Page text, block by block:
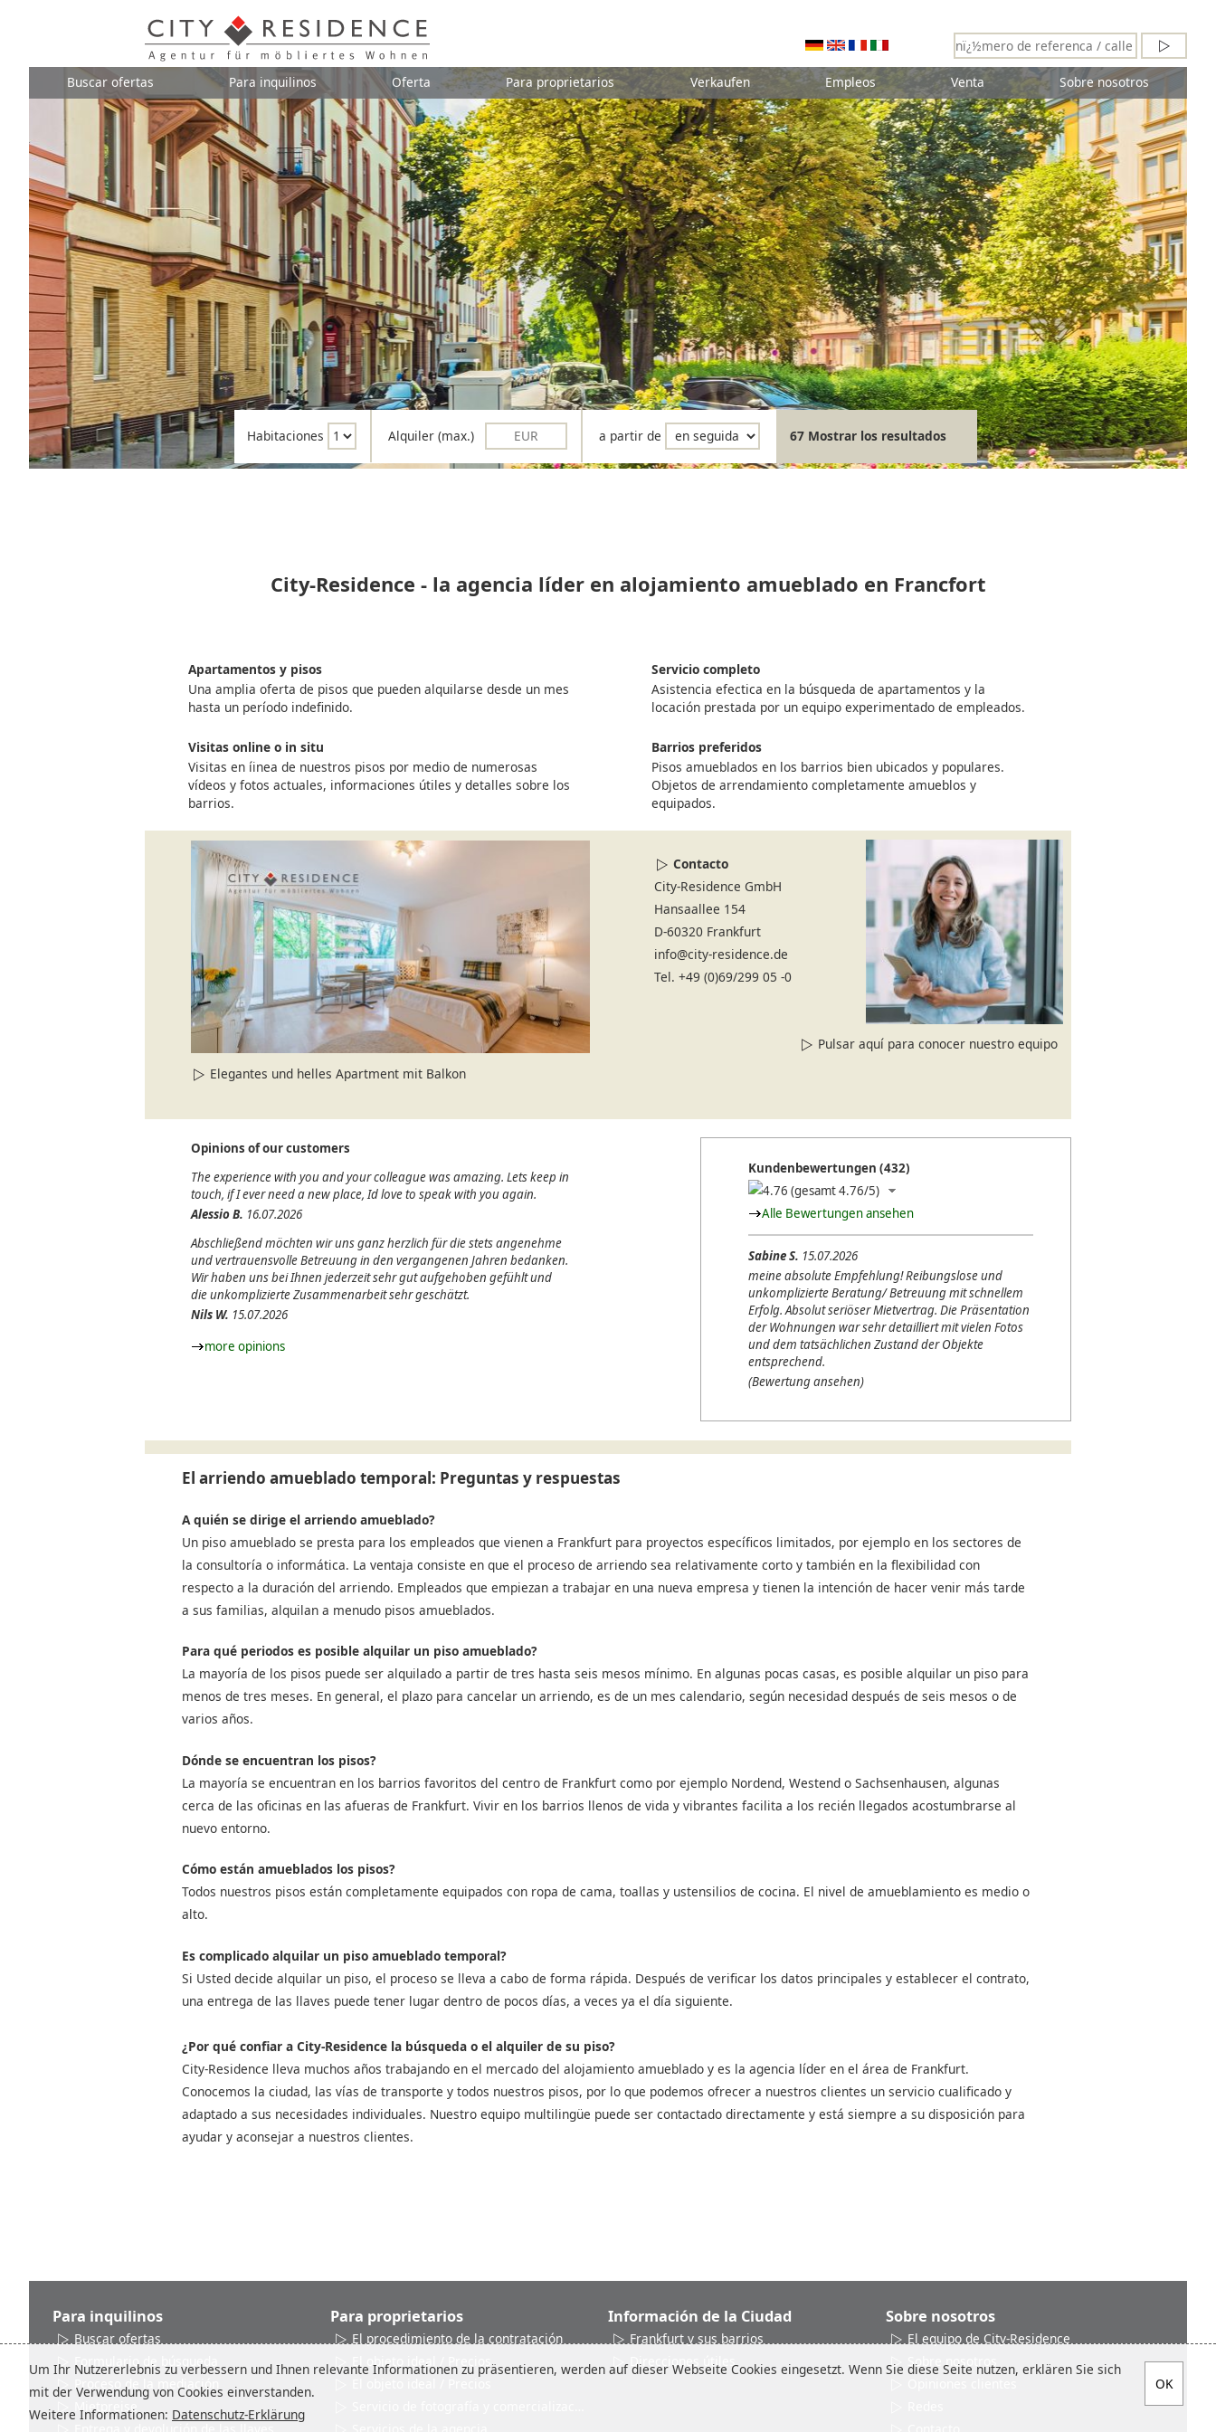
Buscar ofertas Para inquilinos Oferta Para proprietarios Verkaufen Empleos Venta Sobre nosotros
Habitaciones Alquiler (max.) a partir de 67 Mostrar los resultados
City-Residence - la agencia líder en alojamiento amueblado en Francfort
Apartamentos y pisos
Una amplia oferta de pisos que pueden alquilarse desde un mes
hasta un período indefinido.
Servicio completo
Asistencia efectica en la búsqueda de apartamentos y la
locación prestada por un equipo experimentado de empleados.
Visitas online o in situ
Visitas en íinea de nuestros pisos por medio de numerosas
vídeos y fotos actuales, informaciones útiles y detalles sobre los
barrios.
Barrios preferidos
Pisos amueblados en los barrios bien ubicados y populares.
Objetos de arrendamiento completamente amueblos y
equipados.
Elegantes und helles Apartment mit Balkon
Pulsar aquí para conocer nuestro equipo
Contacto
City-Residence GmbH
Hansaallee 154
D-60320 Frankfurt
info@city-residence.de
Tel. +49 (0)69/299 05 -0
Opinions of our customers
The experience with you and your colleague was amazing. Lets keep in
touch, if I ever need a new place, Id love to speak with you again.
Alessio B. 16.07.2026
Abschließend möchten wir uns ganz herzlich für die stets angenehme
und vertrauensvolle Betreuung in den vergangenen Jahren bedanken.
Wir haben uns bei Ihnen jederzeit sehr gut aufgehoben gefühlt und
die unkomplizierte Zusammenarbeit sehr geschätzt.
Nils W. 15.07.2026
more opinions
Kundenbewertungen (432)
(gesamt 4.76/5)
Alle Bewertungen ansehen
Sabine S. 15.07.2026
meine absolute Empfehlung! Reibungslose und
unkomplizierte Beratung/ Betreuung mit schnellem
Erfolg. Absolut seriöser Mietvertrag. Die Präsentation
der Wohnungen war sehr detailliert mit vielen Fotos
und dem tatsächlichen Zustand der Objekte
entsprechend.
(Bewertung ansehen)
El arriendo amueblado temporal: Preguntas y respuestas
A quién se dirige el arriendo amueblado?
Un piso amueblado se presta para los empleados que vienen a Frankfurt para proyectos específicos limitados, por ejemplo en los sectores de
la consultoría o informática. La ventaja consiste en que el proceso de arriendo sea relativamente corto y también en la flexibilidad con
respecto a la duración del arriendo. Empleados que empiezan a trabajar en una nueva empresa y tienen la intención de hacer venir más tarde
a sus familias, alquilan a menudo pisos amueblados.
Para qué periodos es posible alquilar un piso amueblado?
La mayoría de los pisos puede ser alquilado a partir de tres hasta seis mesos mínimo. En algunas pocas casas, es posible alquilar un piso para
menos de tres meses. En general, el plazo para cancelar un arriendo, es de un mes calendario, según necesidad después de seis mesos o de
varios años.
Dónde se encuentran los pisos?
La mayoría se encuentran en los barrios favoritos del centro de Frankfurt como por ejemplo Nordend, Westend o Sachsenhausen, algunas
cerca de las oficinas en las afueras de Frankfurt. Vivir en los barrios llenos de vida y vibrantes facilita a los recién llegados acostumbrarse al
nuevo entorno.
Cómo están amueblados los pisos?
Todos nuestros pisos están completamente equipados con ropa de cama, toallas y ustensilios de cocina. El nivel de amueblamiento es medio o
alto.
Es complicado alquilar un piso amueblado temporal?
Si Usted decide alquilar un piso, el proceso se lleva a cabo de forma rápida. Después de verificar los datos principales y establecer el contrato,
una entrega de las llaves puede tener lugar dentro de pocos días, a veces ya el día siguiente.
¿Por qué confiar a City-Residence la búsqueda o el alquiler de su piso?
City-Residence lleva muchos años trabajando en el mercado del alojamiento amueblado y es la agencia líder en el área de Frankfurt.
Conocemos la ciudad, las vías de transporte y todos nuestros pisos, por lo que podemos ofrecer a nuestros clientes un servicio cualificado y
adaptado a sus necesidades individuales. Nuestro equipo multilingüe puede ser contactado directamente y está siempre a su disposición para
ayudar y aconsejar a nuestros clientes.
Para inquilinos
Buscar ofertas
Formulario de búsqueda
Proceso de la mediación
Mietpreise
Para proprietarios
El procedimiento de la contratación
El objeto ideal / Precios
Información de la Ciudad
Frankfurt y sus barrios
Direcciones útiles
Sobre nosotros
El equipo de City-Residence
Sobre nosotros
Um Ihr Nutzererlebnis zu verbessern und Ihnen relevante Informationen zu präsentieren, werden auf dieser Webseite Cookies eingesetzt. Wenn Sie diese Seite nutzen, erklären Sie sich
mit der Verwendung von Cookies einverstanden.
Weitere Informationen: Datenschutz-Erklärung